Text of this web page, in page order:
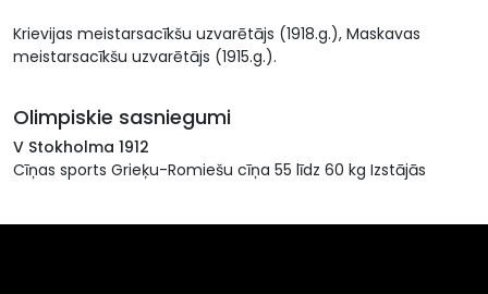
Krievijas meistarsacīkšu uzvarētājs (1918.g.), Maskavas
meistarsacīkšu uzvarētājs (1915.g.).
Olimpiskie sasniegumi
V Stokholma 1912
Cīņas sports Grieķu-Romiešu cīņa 55 līdz 60 kg Izstājās